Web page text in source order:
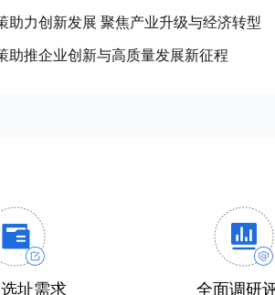
助力创新发展 聚焦产业升级与经济转型
助推企业创新与高质量发展新征程
址需求 全面调研